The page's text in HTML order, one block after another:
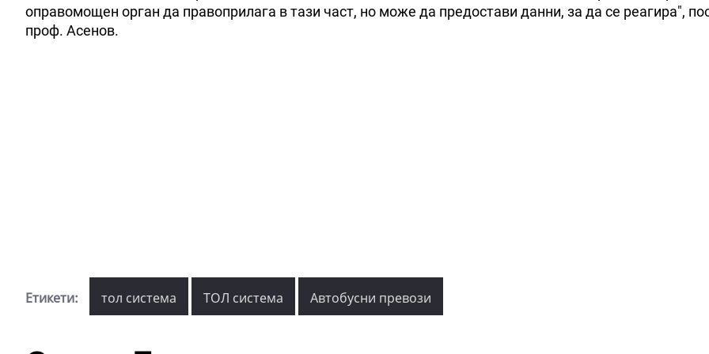
оправомощен орган да правоприлага в тази част, но може да предостави данни, за да се реагира",
проф. Асенов.
Етикети: тол система ТОЛ система Автобусни превози